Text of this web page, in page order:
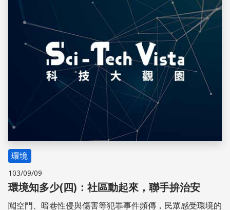
環境
103/09/09
環境知多少(四)：社區動起來，聯手拚治安
闖空門、暗巷性侵與傷害等犯罪事件頻傳，民眾感受環境的